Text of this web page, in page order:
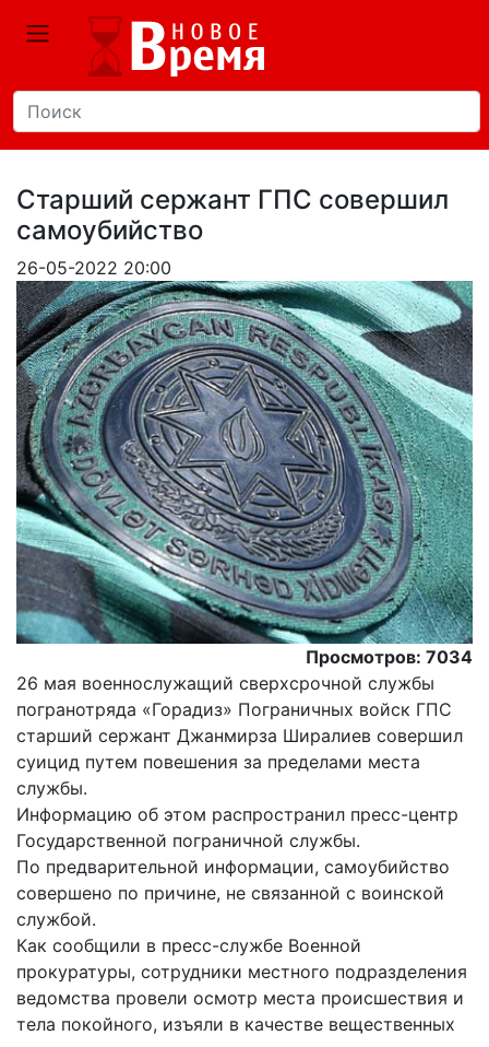
Старший сержант ГПС совершил
самоубийство
26-05-2022 20:00
Просмотров: 7034
26 мая военнослужащий сверхсрочной службы
погранотряда «Горадиз» Пограничных войск ГПС
старший сержант Джанмирза Ширалиев совершил
суицид путем повешения за пределами места
службы.
Информацию об этом распространил пресс-центр
Государственной пограничной службы.
По предварительной информации, самоубийство
совершено по причине, не связанной с воинской
службой.
Как сообщили в пресс-службе Военной
прокуратуры, сотрудники местного подразделения
ведомства провели осмотр места происшествия и
тела покойного, изъяли в качестве вещественных